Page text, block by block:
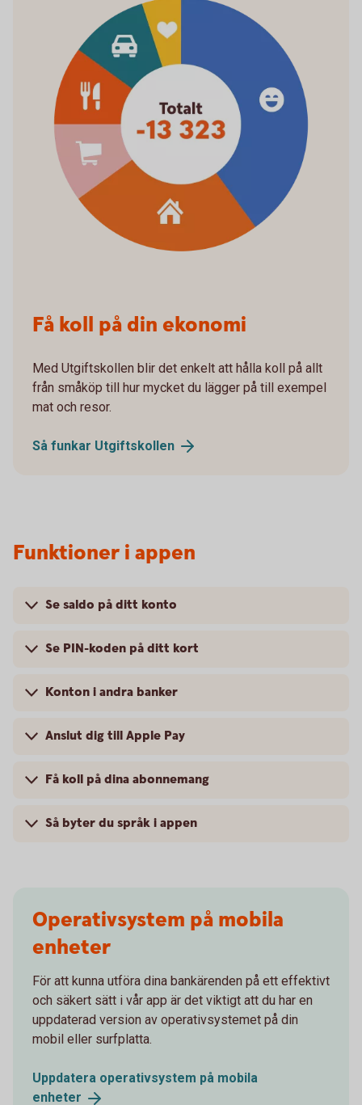
Få koll på din ekonomi
Med Utgiftskollen blir det enkelt att hålla koll på allt
från småköp till hur mycket du lägger på till exempel
mat och resor.
Så funkar Utgiftskollen
Funktioner i appen
Se saldo på ditt konto
Se PIN-koden på ditt kort
Konton i andra banker
Anslut dig till Apple Pay
Få koll på dina abonnemang
Så byter du språk i appen
Operativsystem på mobila
enheter
För att kunna utföra dina bankärenden på ett effektivt
och säkert sätt i vår app är det viktigt att du har en
uppdaterad version av operativsystemet på din
mobil eller surfplatta.
Uppdatera operativsystem på mobila
enheter